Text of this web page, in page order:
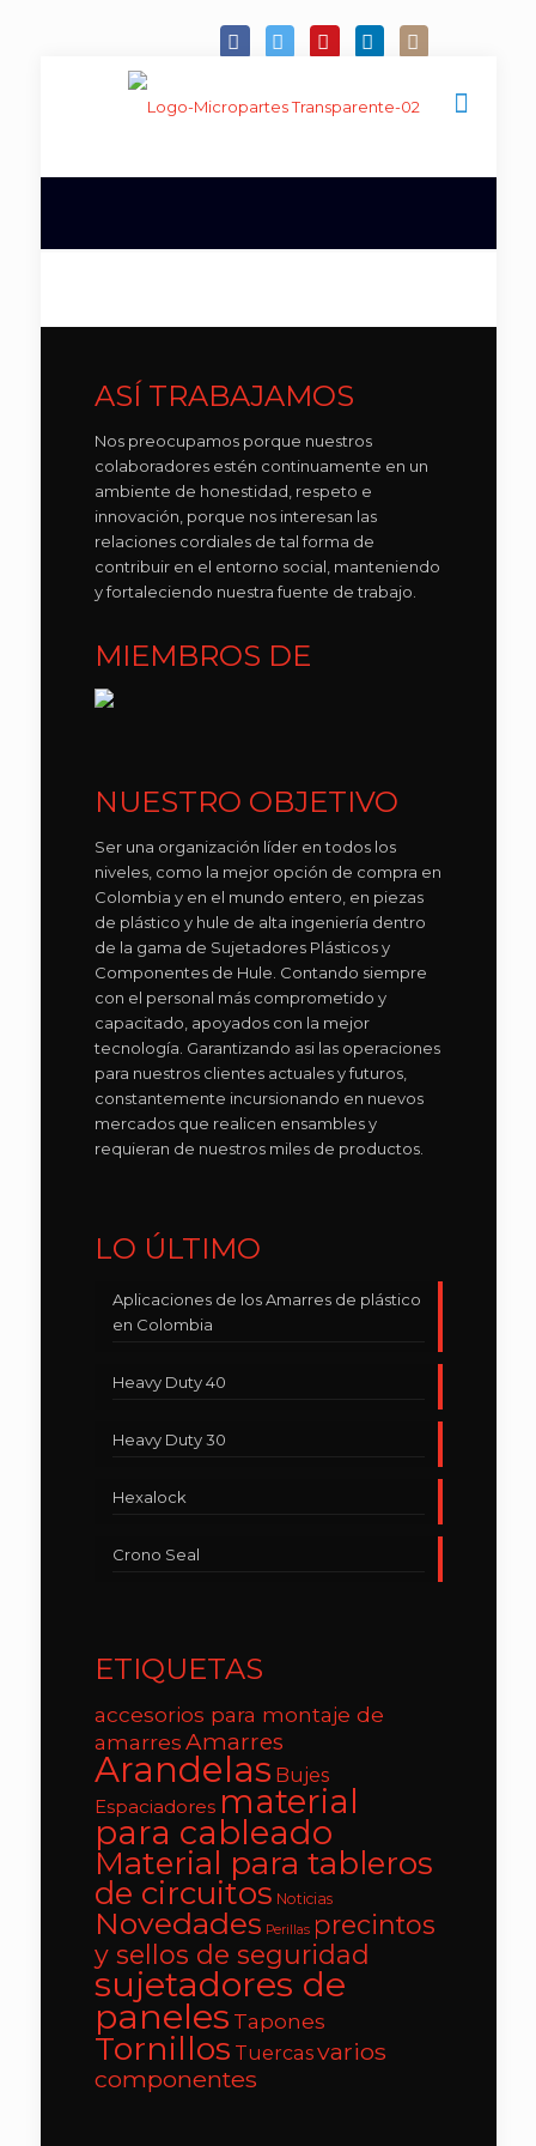
ASÍ TRABAJAMOS
Nos preocupamos porque nuestros
colaboradores estén continuamente en un
ambiente de honestidad, respeto e
innovación, porque nos interesan las
relaciones cordiales de tal forma de
contribuir en el entorno social, manteniendo
y fortaleciendo nuestra fuente de trabajo.
MIEMBROS DE
NUESTRO OBJETIVO
Ser una organización líder en todos los
niveles, como la mejor opción de compra en
Colombia y en el mundo entero, en piezas
de plástico y hule de alta ingeniería dentro
de la gama de Sujetadores Plásticos y
Componentes de Hule. Contando siempre
con el personal más comprometido y
capacitado, apoyados con la mejor
tecnología. Garantizando asi las operaciones
para nuestros clientes actuales y futuros,
constantemente incursionando en nuevos
mercados que realicen ensambles y
requieran de nuestros miles de productos.
LO ÚLTIMO
Aplicaciones de los Amarres de plástico
en Colombia
Heavy Duty 40
Heavy Duty 30
Hexalock
Crono Seal
ETIQUETAS
accesorios para montaje de
amarresAmarres
Arandelas Bujes
Espaciadores material
para cableado
Material para tableros
de circuitos Noticias
Novedades Perillas precintos
y sellos de seguridad
sujetadores de
paneles Tapones
Tornillos Tuercasvarios
componentes